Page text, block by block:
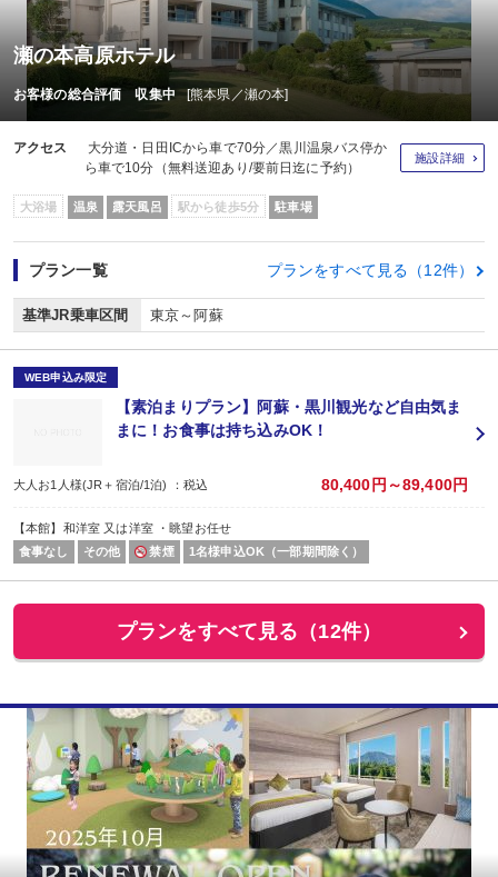
瀬の本高原ホテル
お客様の総合評価 収集中 [熊本県／瀬の本]
アクセス
大分道・日田ICから車で70分／黒川温泉バス停か
ら車で10分（無料送迎あり/要前日迄に予約）
施設詳細
大浴場 温泉 露天風呂 駅から徒歩5分 駐車場
プラン一覧 プランをすべて見る（12件）
基準JR乗車区間 東京～阿蘇
WEB申込み限定
【素泊まりプラン】阿蘇・黒川観光など自由気ま
まに！お食事は持ち込みOK！
大人お1人様(JR＋宿泊/1泊) ：税込 80,400円～89,400円
【本館】和洋室 又は洋室 ・眺望お任せ
食事なし
その他 禁煙 1名様申込OK（一部期間除く）
プランをすべて見る（12件）